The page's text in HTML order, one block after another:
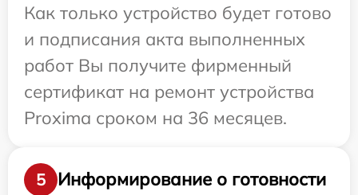
Как только устройство будет готово
и подписания акта выполненных
работ Вы получите фирменный
сертификат на ремонт устройства
Proxima сроком на 36 месяцев.
5
Информирование о готовности